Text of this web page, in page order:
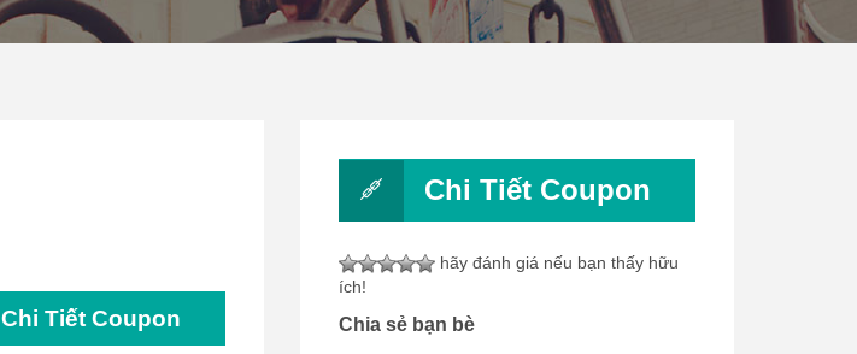
Chi Tiết Coupon
Chi Tiết Coupon
hãy đánh giá nếu bạn thấy hữu
ích!
Chia sẻ bạn bè